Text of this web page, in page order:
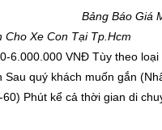
Bảng Báo Giá
Cho Xe Con Tại Tp.Hcm
6.000.000 VNĐ Tùy theo
Sau quý khách muốn gắn
Phút kể cả thời gian di